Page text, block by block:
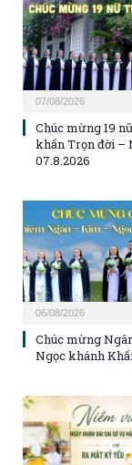
07/08/2026
Chúc mừng 19
khấn Trọn đời –
07.8.2026
06/08/2026
Chúc mừng
Ngọc khánh